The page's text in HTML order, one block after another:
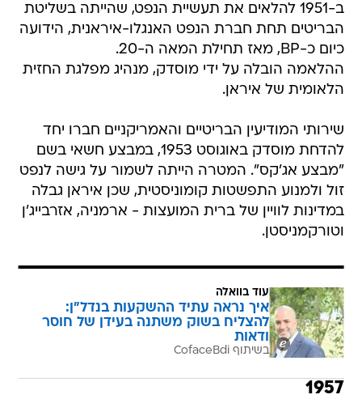
ב-1951 להלאים את תעשיית הנפט, שהייתה בשליטת
הבריטים תחת חברת הנפט האנגלו-איראנית, הידועה
כיום כ-BP, מאז תחילת המאה ה-20.
ההלאמה הובלה על ידי מוסדק, מנהיג מפלגת החזית
הלאומית של איראן.
שירותי המודיעין הבריטיים והאמריקניים חברו יחד
להדחת מוסדק באוגוסט 1953, במבצע חשאי בשם
"מבצע אג'קס". המטרה הייתה לשמור על גישה לנפט
זול ולמנוע התפשטות קומוניסטית, שכן איראן גבלה
במדינות לוויין של ברית המועצות - ארמניה, אזרבייג'ן
וטורקמניסטן.
עוד בוואלה
איך נראה עתיד ההשקעות בנדל"ן:
להצליח בשוק משתנה בעידן של חוסר
ודאות
בשיתוף CofaceBdi
1957